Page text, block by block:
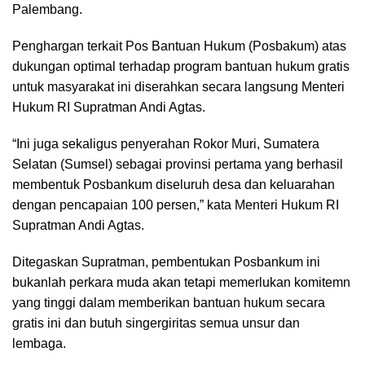
Palembang.
Penghargan terkait Pos Bantuan Hukum (Posbakum) atas
dukungan optimal terhadap program bantuan hukum gratis
untuk masyarakat ini diserahkan secara langsung Menteri
Hukum RI Supratman Andi Agtas.
“Ini juga sekaligus penyerahan Rokor Muri, Sumatera
Selatan (Sumsel) sebagai provinsi pertama yang berhasil
membentuk Posbankum diseluruh desa dan keluarahan
dengan pencapaian 100 persen,” kata Menteri Hukum RI
Supratman Andi Agtas.
Ditegaskan Supratman, pembentukan Posbankum ini
bukanlah perkara muda akan tetapi memerlukan komitemn
yang tinggi dalam memberikan bantuan hukum secara
gratis ini dan butuh singergiritas semua unsur dan
lembaga.